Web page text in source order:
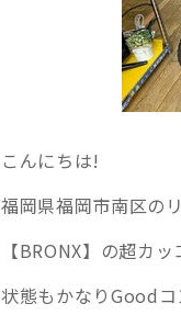
こんにちは!
福岡県福岡市南区の
【BRONX】の超カ
状態もかなりGood